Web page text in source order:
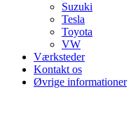
Suzuki
Tesla
Toyota
VW
Værksteder
Kontakt os
Øvrige informationer